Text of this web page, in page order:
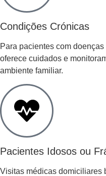
Condições Crónicas
Para pacientes com
oferece cuidados e
ambiente familiar.
Pacientes Idosos ou
Visitas médicas domiciliares